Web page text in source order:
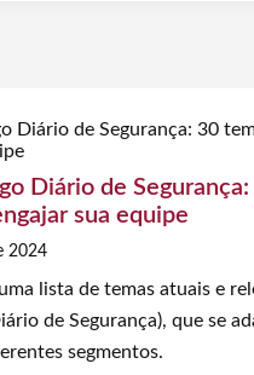
Diário de
sua equipe
2024
lista de temas atuais e
de Segurança), que se
segmentos.